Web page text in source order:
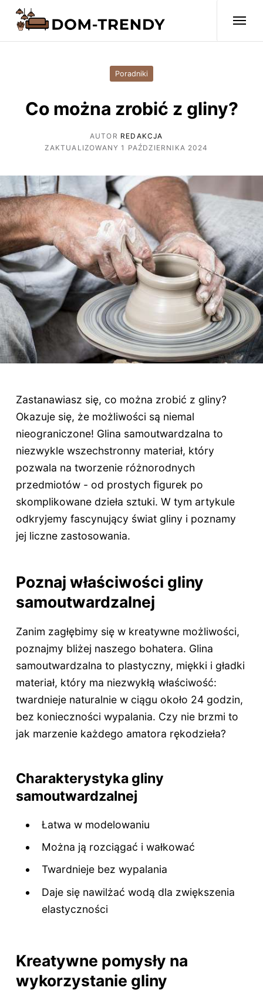
Poradniki
Co można zrobić z gliny?
AUTOR REDAKCJA
ZAKTUALIZOWANY 1 PAŹDZIERNIKA 2024
Zastanawiasz się, co można zrobić z gliny?
Okazuje się, że możliwości są niemal
nieograniczone! Glina samoutwardzalna to
niezwykle wszechstronny materiał, który
pozwala na tworzenie różnorodnych
przedmiotów - od prostych figurek po
skomplikowane dzieła sztuki. W tym artykule
odkryjemy fascynujący świat gliny i poznamy
jej liczne zastosowania.
Poznaj właściwości gliny
samoutwardzalnej
Zanim zagłębimy się w kreatywne możliwości,
poznajmy bliżej naszego bohatera. Glina
samoutwardzalna to plastyczny, miękki i gładki
materiał, który ma niezwykłą właściwość:
twardnieje naturalnie w ciągu około 24 godzin,
bez konieczności wypalania. Czy nie brzmi to
jak marzenie każdego amatora rękodzieła?
Charakterystyka gliny
samoutwardzalnej
Łatwa w modelowaniu
Można ją rozciągać i wałkować
Twardnieje bez wypalania
Daje się nawilżać wodą dla zwiększenia
elastyczności
Kreatywne pomysły na
wykorzystanie gliny